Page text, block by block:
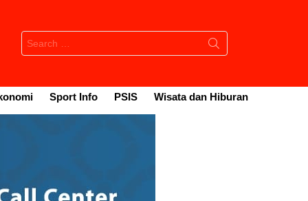
Search
for:
Sport Info PSIS Wisata dan Hiburan